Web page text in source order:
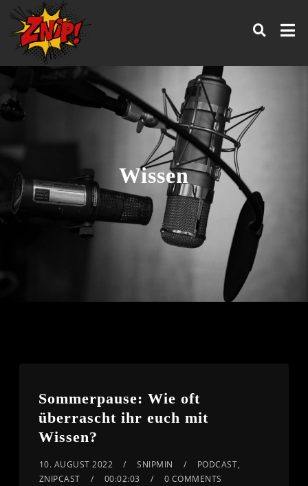
Wissen
Sommerpause: Wie oft
überrascht ihr euch mit
Wissen?
10. AUGUST 2022 SNIPMIN PODCAST,
ZNIPCAST
00:02:03 0 COMMENTS